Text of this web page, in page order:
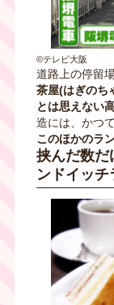
©テレビ大阪
道路上の停留
茶屋(はぎのち
とは思えない
造には、かつ
このほかのラ
挟んだ数だ
ンドイッ